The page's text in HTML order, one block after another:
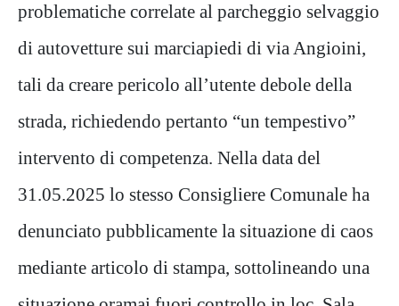
problematiche correlate al parcheggio selvaggio
di autovetture sui marciapiedi di via Angioini,
tali da creare pericolo all’utente debole della
strada, richiedendo pertanto “un tempestivo”
intervento di competenza. Nella data del
31.05.2025 lo stesso Consigliere Comunale ha
denunciato pubblicamente la situazione di caos
mediante articolo di stampa, sottolineando una